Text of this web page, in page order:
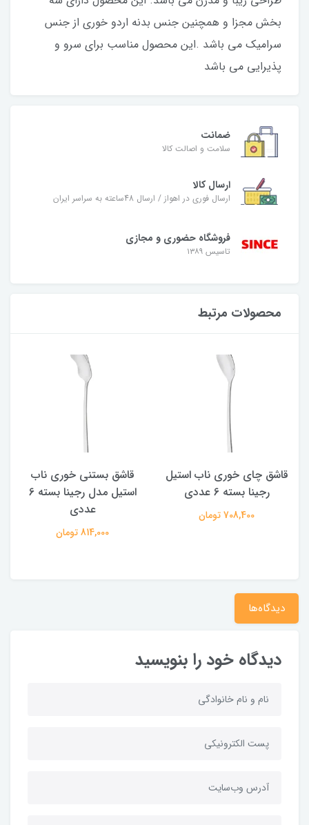
بخش مجزا و همچنین جنس بدنه اردو خوری از جنس
سرامیک می باشد .این محصول مناسب برای سرو و
پذیرایی می باشد
ضمانت
سلامت و اصالت کالا
ارسال کالا
ارسال فوری در اهواز / ارسال 48ساعته به سراسر ایران
فروشگاه حضوری و مجازی
تاسیس ۱۳۸۹
محصولات مرتبط
قاشق چای خوری ناب استیل
رجینا بسته 6 عددی
708,400 تومان
قاشق بستنی خوری ناب
استیل مدل رجینا بسته 6
عددی
814,000 تومان
دیدگاه‌ها
دیدگاه خود را بنویسید